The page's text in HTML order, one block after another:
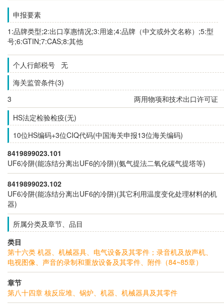
申报要素
1:品牌类型;2:出口享惠情况;3:用途;4:品牌（中文或外文名称）;5:型
号;6:GTIN;7:CAS;8:其他
个人行邮税号 无
海关监管条件(3)
3
两用物项和技术出口许可证
HS法定检验检疫(无)
10位HS编码+3位CIQ代码(中国海关申报13位海关编码)
8419899023.101
UF6冷阱(能冻结分离出UF6的冷阱)(氨气提法二氧化碳气提塔等)
8419899023.102
UF6冷阱(能冻结分离出UF6的冷阱)(其它利用温度变化处理材料的机
器)
所属分类及章节、品目
类目
第十六类 机器、机械器具、电气设备及其零件；录音机及放声机、
电视图像、声音的录制和重放设备及其零件、附件（84~85章）
章节
第八十四章 核反应堆、锅炉、机器、机械器具及其零件